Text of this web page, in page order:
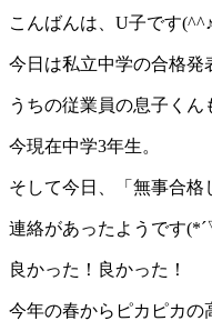
こんばんは、U子です(^^♪
今日は私立中学の合格発
うちの従業員の息子くん
今現在中学3年生。
そして今日、「無事合格
連絡があったようです
良かった！良かった！
今年の春からピカピカ